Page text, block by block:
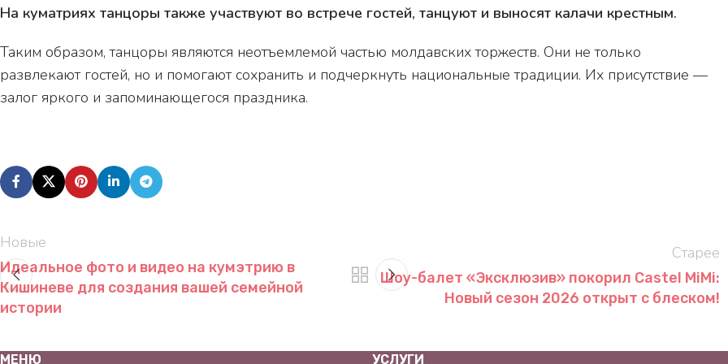
На куматриях танцоры также участвуют во встрече гостей, танцуют и выносят калачи крестным.
Таким образом, танцоры являются неотъемлемой частью молдавских торжеств. Они не только
развлекают гостей, но и помогают сохранить и подчеркнуть национальные традиции. Их присутствие —
залог яркого и запоминающегося праздника.
Новые
Идеальное фото и видео на кумэтрию в
Кишиневе для создания вашей семейной
истории
Старее
Шоу-балет «Эксклюзив» покорил Castel MiMi:
Новый сезон 2026 открыт с блеском!
МЕНЮ УСЛУГИ